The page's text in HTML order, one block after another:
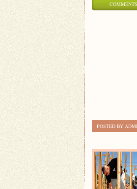
POSTED BY